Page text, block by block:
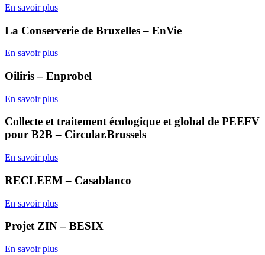
En savoir plus
La Conserverie de Bruxelles – EnVie
En savoir plus
Oiliris – Enprobel
En savoir plus
Collecte et traitement écologique et global de PEEFV
pour B2B – Circular.Brussels
En savoir plus
RECLEEM – Casablanco
En savoir plus
Projet ZIN – BESIX
En savoir plus